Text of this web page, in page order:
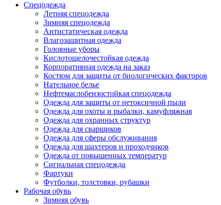
Спецодежда
Летняя спецодежда
Зимняя спецодежда
Антистатическая одежда
Влагозащитная одежда
Головные уборы
Кислотощелочестойкая одежда
Корпоративная одежда на заказ
Костюм для защиты от биологических факторов
Нательное белье
Нефтемаслобензостойкая спецодежда
Одежда для защиты от нетоксичной пыли
Одежда для охоты и рыбалки, камуфляжная
Одежда для охранных структур
Одежда для сварщиков
Одежда для сферы обслуживания
Одежда для шахтеров и проходчиков
Одежда от повышенных температур
Сигнальная спецодежда
Фартуки
Футболки, толстовки, рубашки
Рабочая обувь
Зимняя обувь